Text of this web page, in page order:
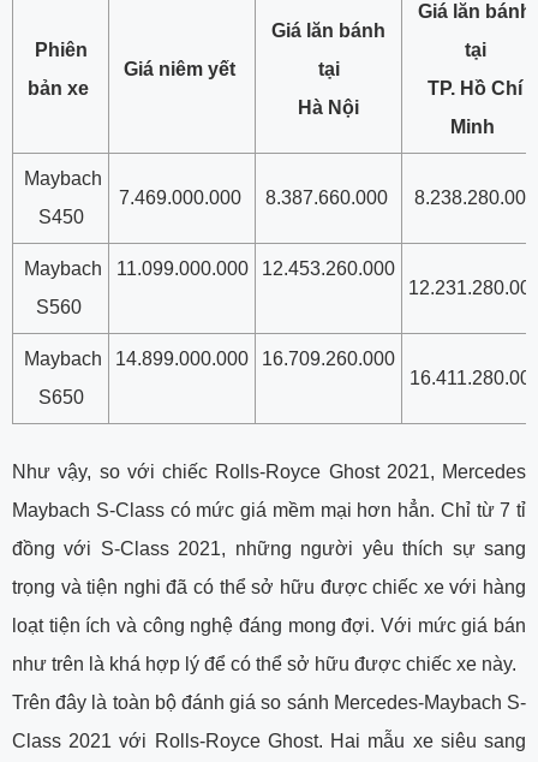
Phiên
bản xe
Giá niêm yết
Giá lăn bánh
tại
Hà Nội
Giá lăn bánh
tại
TP. Hồ Chí
Minh
Maybach
S450
7.469.000.000 8.387.660.000 8.238.280.000
Maybach
S560
11.099.000.000
12.453.260.000
Maybach
S650
14.899.000.000
16.709.260.000
Như vậy, so với chiếc Rolls-Royce Ghost 2021, Mercedes
Maybach S-Class có mức giá mềm mại hơn hẳn. Chỉ từ 7 tỉ
đồng với S-Class 2021, những người yêu thích sự sang
trọng và tiện nghi đã có thể sở hữu được chiếc xe với hàng
loạt tiện ích và công nghệ đáng mong đợi. Với mức giá bán
như trên là khá hợp lý để có thể sở hữu được chiếc xe này.
Trên đây là toàn bộ đánh giá so sánh Mercedes-Maybach S-
Class 2021 với Rolls-Royce Ghost. Hai mẫu xe siêu sang